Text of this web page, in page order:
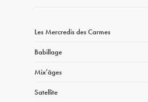
Les Mercredis des Carmes
Babillage
Mix’âges
Satellite